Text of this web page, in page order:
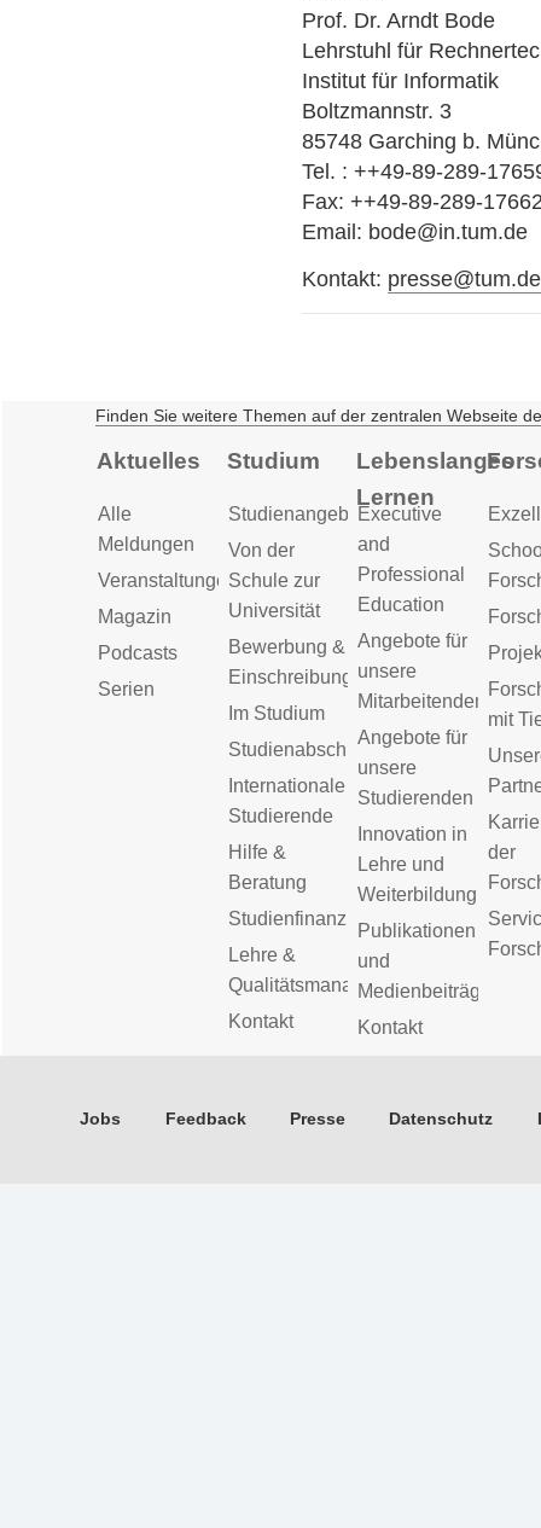
Prof. Dr. Arndt Bode
Lehrstuhl für
Institut für Informatik
Boltzmannstr. 3
85748 Garching b.
Tel. : ++49-89-289-
Fax: ++49-89-289-
Email: bode@in.tum.de
Kontakt: presse@tum.de
Finden Sie weitere Themen auf der zentralen Webseite
Aktuelles
Alle
Meldungen
Veranstaltungen
Magazin
Podcasts
Serien
Studium
Studienangebot
Von der
Schule zur
Universität
Bewerbung &
Einschreibung
Im Studium
Studienabschluss
Internationale
Studierende
Hilfe &
Beratung
Studienfinanzierung
Lehre &
Qualitätsmanagement
Kontakt
Lebenslanges
Lernen
Executive
and
Professional
Education
Angebote für
unsere
Mitarbeitenden
Angebote für
unsere
Studierenden
Innovation in
Lehre und
Weiterbildung
Publikationen
und
Medienbeiträge
Kontakt
mit
der
Jobs Feedback Presse Datenschutz